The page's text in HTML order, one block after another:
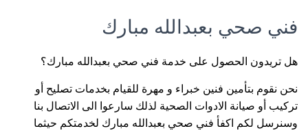
فني صحي بعبدالله مبارك
هل تريدون الحصول على خدمة فني صحي بعبدالله مبارك؟
نحن نقوم بتأمين فنين خبراء و مهرة للقيام بخدمات تصليح أو
تركيب أو صيانة الادوات الصحية لذلك سارعوا الى الاتصال بنا
وسنرسل لكم اكفأ فني صحي بعبدالله مبارك لخدمتكم حيثما